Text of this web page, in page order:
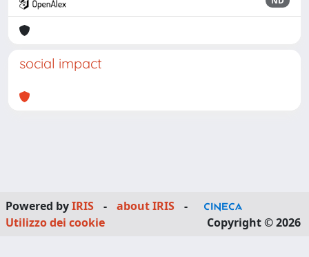
social impact
Powered byIRIS - about IRIS
-
Utilizzo dei cookie
Copyright © 2026